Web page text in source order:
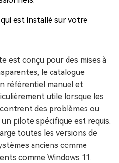
est installé sur votre
est conçu pour des mises à
le catalogue
référentiel manuel et
utile lorsque les
des problèmes ou
un pilote spécifique est requis.
toutes les versions de
anciens comme
comme Windows 11.